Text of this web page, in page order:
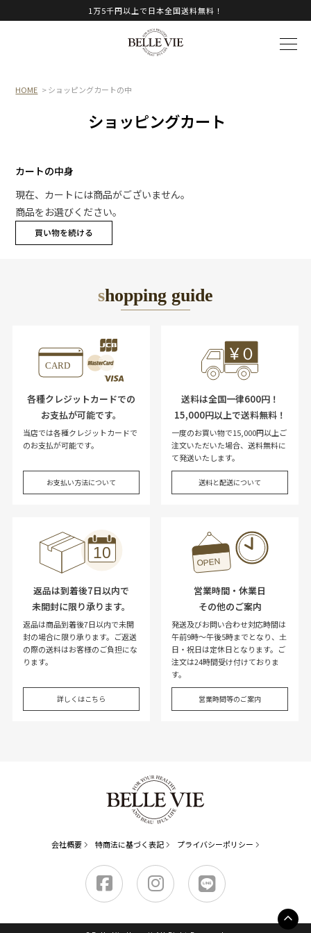
1万5千円以上で日本全国送料無料！
HOME > ショッピングカートの中
ショッピングカート
カートの中身
現在、カートには商品がございません。
商品をお選びください。
shopping guide
各種クレジットカードでの
お支払が可能です。
当店では各種クレジットカードで
のお支払が可能です。
お支払い方法について
送料は全国一律600円！
15,000円以上で送料無料！
一度のお買い物で15,000円以上ご
注文いただいた場合、送料無料に
て発送いたします。
送料と配送について
返品は到着後7日以内で
未開封に限り承ります。
返品は商品到着後7日以内で未開
封の場合に限り承ります。ご返送
の際の送料はお客様のご負担にな
ります。
詳しくはこちら
営業時間・休業日
その他のご案内
発送及びお問い合わせ対応時間は
午前9時～午後5時までとなり、土
日・祝日は定休日となります。ご
注文は24時間受け付けておりま
す。
営業時間等のご案内
会社概要 特商法に基づく表記 プライバシーポリシー